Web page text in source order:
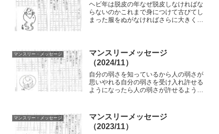
ヘビ年は脱皮の年なぜ脱皮しなければな
らないのかこれまで身につけて古びてし
まった服をぬがなければさらに大きく成
マンスリー・メッセージ
マンスリーメッセージ
（2024/11）
自分の弱さを知っているから人の弱さが
思いやれる自分の弱さを受け入れ許せる
ようになったら人の弱さが許せるように
マンスリー・メッセージ
マンスリーメッセージ
（2023/11）